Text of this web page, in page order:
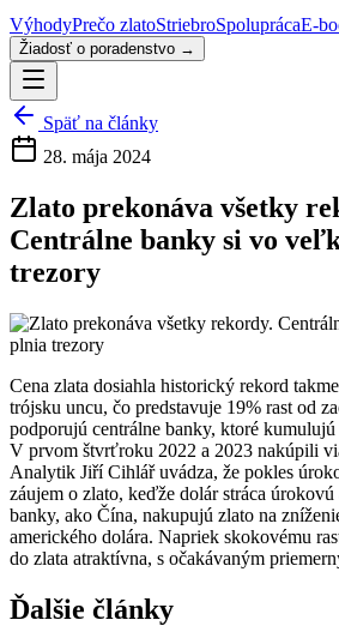
VýhodyPrečo zlatoStriebroSpoluprácaE-
Žiadosť o poradenstvo →
Späť na články
28. mája 2024
Zlato prekonáva všetky
Centrálne banky si vo
trezory
Cena zlata dosiahla historický rekord
trójsku uncu, čo predstavuje 19% rast od
podporujú centrálne banky, ktoré
V prvom štvrťroku 2022 a 2023 nakúpili
Analytik Jiří Cihlář uvádza, že pokles
záujem o zlato, keďže dolár stráca
banky, ako Čína, nakupujú zlato na
amerického dolára. Napriek skokovému
do zlata atraktívna, s očakávaným
Ďalšie články